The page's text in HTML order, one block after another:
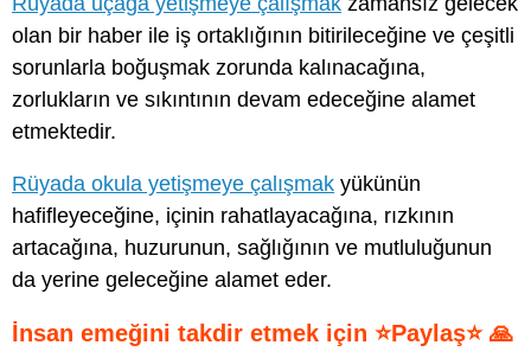
olan bir haber ile iş ortaklığının bitirileceğine ve çeşitli
sorunlarla boğuşmak zorunda kalınacağına,
zorlukların ve sıkıntının devam edeceğine alamet
etmektedir.
Rüyada okula yetişmeye çalışmak yükünün
hafifleyeceğine, içinin rahatlayacağına, rızkının
artacağına, huzurunun, sağlığının ve mutluluğunun
da yerine geleceğine alamet eder.
İnsan emeğini takdir etmek için ⭐Paylaş⭐ 🙏